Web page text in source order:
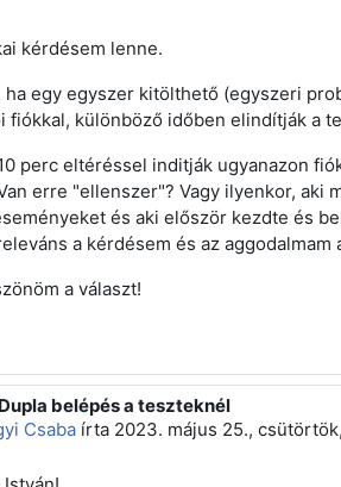
kérdésem lenne.
egy egyszer kitölthető (egyszeri
fiókkal, különböző időben elindítják a
perc eltéréssel inditják ugyanazon
erre "ellenszer"? Vagy ilyenkor, aki
és aki először kezdte és
a kérdésem és az aggodalmam
a választ!
Barta István
belépés a teszteknél
Csaba írta 2023. május 25.,